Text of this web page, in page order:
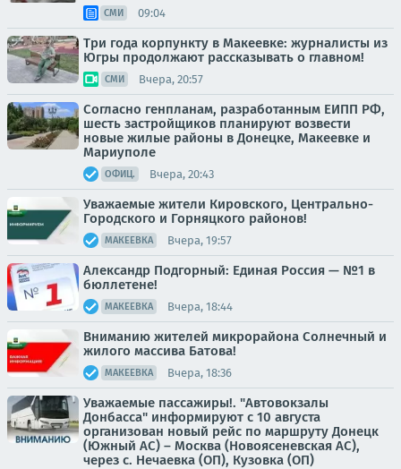
СМИ 09:04
Три года корпункту в Макеевке: журналисты из
Югры продолжают рассказывать о главном!
СМИ Вчера, 20:57
Согласно генпланам, разработанным ЕИПП РФ,
шесть застройщиков планируют возвести
новые жилые районы в Донецке, Макеевке и
Мариуполе
ОФИЦ. Вчера, 20:43
Уважаемые жители Кировского, Центрально-
Городского и Горняцкого районов!
МАКЕЕВКА Вчера, 19:57
Александр Подгорный: Единая Россия — №1 в
бюллетене!
МАКЕЕВКА Вчера, 18:44
Вниманию жителей микрорайона Солнечный и
жилого массива Батова!
МАКЕЕВКА Вчера, 18:36
Уважаемые пассажиры!. "Автовокзалы
Донбасса" информируют с 10 августа
организован новый рейс по маршруту Донецк
(Южный АС) – Москва (Новоясеневская АС),
через с. Нечаевка (ОП), Кузовка (ОП)